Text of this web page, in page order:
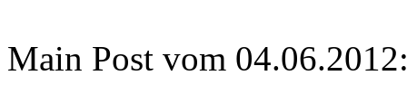
Main Post vom